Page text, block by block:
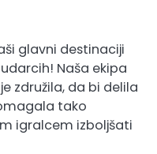
glavni destinaciji
Naša ekipa
združila, da bi delila
tako
igralcem izboljšati